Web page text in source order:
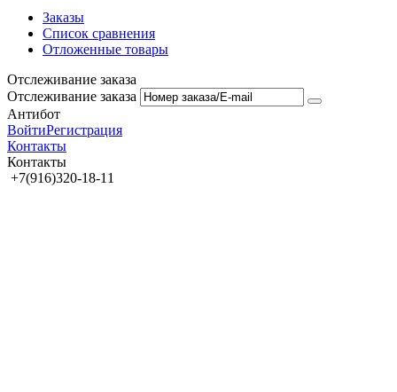
Заказы
Список сравнения
Отложенные товары
Отслеживание заказа
Отслеживание заказа
Антибот
ВойтиРегистрация
Контакты
Контакты
+7(916)320-18-11